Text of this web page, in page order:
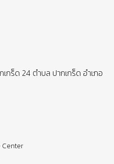
ร็ด 24 ตำบล ปากเกร็ด อำเภอ